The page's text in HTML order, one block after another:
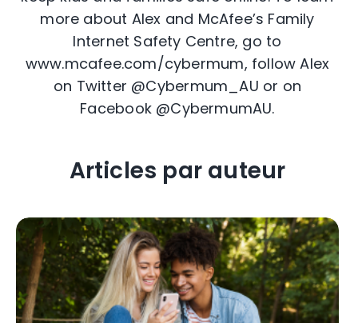
more about Alex and McAfee’s Family
Internet Safety Centre, go to
www.mcafee.com/cybermum, follow Alex
on Twitter @Cybermum_AU or on
Facebook @CybermumAU.
Articles par auteur